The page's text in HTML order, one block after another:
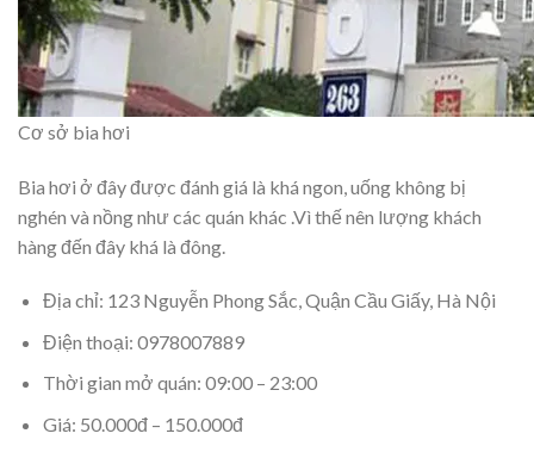
Cơ sở bia hơi
Bia hơi ở đây được đánh giá là khá ngon, uống không bị
nghén và nồng như các quán khác .Vì thế nên lượng khách
hàng đến đây khá là đông.
Địa chỉ: 123 Nguyễn Phong Sắc, Quận Cầu Giấy, Hà Nội
Điện thoại: 0978007889
Thời gian mở quán: 09:00 – 23:00
Giá: 50.000đ – 150.000đ